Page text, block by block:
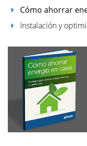
Cómo ahorrar
Instalación y